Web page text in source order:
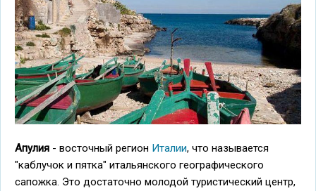
Апулия - восточный регион Италии, что называется
"каблучок и пятка" итальянского географического
сапожка. Это достаточно молодой туристический центр,